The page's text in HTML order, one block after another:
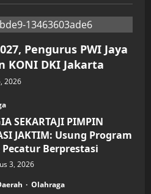
Pengurus PWI Jaya
KONI DKI Jakarta
2026
SEKARTAJI PIMPIN
JAKTIM: Usung Program
Pecatur Berprestasi
3, 2026
Olahraga